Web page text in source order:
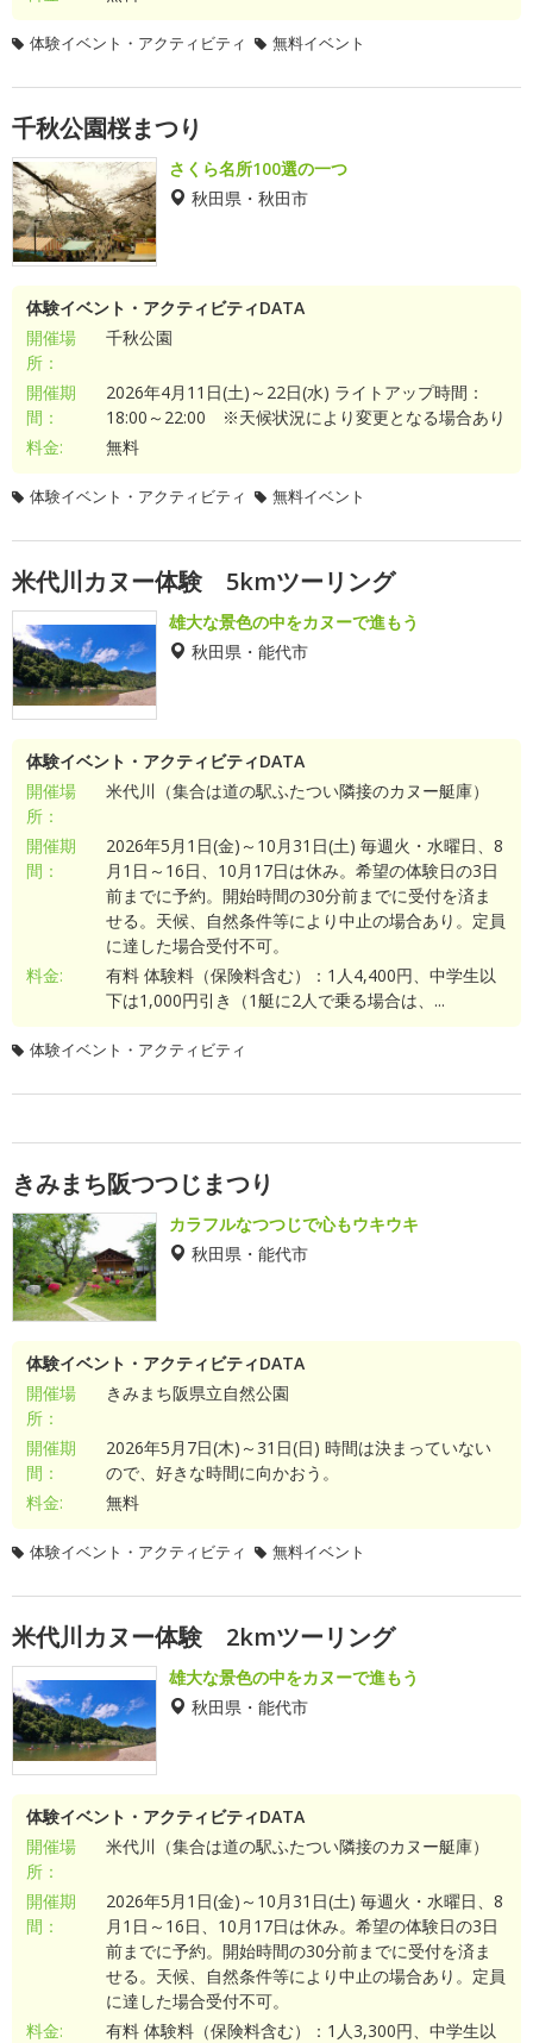
体験イベント・アクティビティ 無料イベント
千秋公園桜まつり
さくら名所100選の一つ
秋田県・秋田市
体験イベント・アクティビティDATA
開催場
所：
千秋公園
開催期
間：
2026年4月11日(土)～22日(水) ライトアップ時間：
18:00～22:00 ※天候状況により変更となる場合あり
料金:
無料
体験イベント・アクティビティ 無料イベント
米代川カヌー体験 5kmツーリング
雄大な景色の中をカヌーで進もう
秋田県・能代市
体験イベント・アクティビティDATA
開催場
所：
米代川（集合は道の駅ふたつい隣接のカヌー艇庫）
開催期
間：
2026年5月1日(金)～10月31日(土) 毎週火・水曜日、8
月1日～16日、10月17日は休み。希望の体験日の3日
前までに予約。開始時間の30分前までに受付を済ま
せる。天候、自然条件等により中止の場合あり。定員
に達した場合受付不可。
料金:
有料 体験料（保険料含む）：1人4,400円、中学生以
下は1,000円引き（1艇に2人で乗る場合は、...
体験イベント・アクティビティ
きみまち阪つつじまつり
カラフルなつつじで心もウキウキ
秋田県・能代市
体験イベント・アクティビティDATA
開催場
所：
きみまち阪県立自然公園
開催期
間：
2026年5月7日(木)～31日(日) 時間は決まっていない
ので、好きな時間に向かおう。
料金:
無料
体験イベント・アクティビティ 無料イベント
米代川カヌー体験 2kmツーリング
雄大な景色の中をカヌーで進もう
秋田県・能代市
体験イベント・アクティビティDATA
開催場
所：
米代川（集合は道の駅ふたつい隣接のカヌー艇庫）
開催期
間：
2026年5月1日(金)～10月31日(土) 毎週火・水曜日、8
月1日～16日、10月17日は休み。希望の体験日の3日
前までに予約。開始時間の30分前までに受付を済ま
せる。天候、自然条件等により中止の場合あり。定員
に達した場合受付不可。
料金:
有料 体験料（保険料含む）：1人3,300円、中学生以